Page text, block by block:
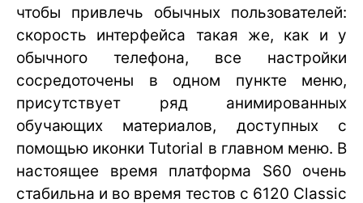
чтобы привлечь обычных пользователей:
скорость интерфейса такая же, как и у
обычного телефона, все настройки
сосредоточены в одном пункте меню,
присутствует ряд анимированных
обучающих материалов, доступных с
помощью иконки Tutorial в главном меню. В
настоящее время платформа S60 очень
стабильна и во время тестов с 6120 Classic